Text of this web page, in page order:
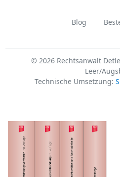
Blog
© 2026 Rechtsanwalt
Leer/
Technische Umsetzung: